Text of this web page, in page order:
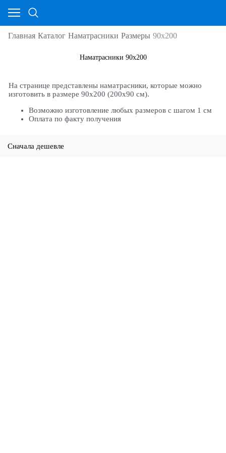
Главная Каталог Наматрасники Размеры 90х200
Наматрасники 90х200
На странице представлены наматрасники, которые можно
изготовить в размере 90х200 (200х90 см).
Возможно изготовление любых размеров с шагом 1 см
Оплата по факту получения
Сначала дешевле